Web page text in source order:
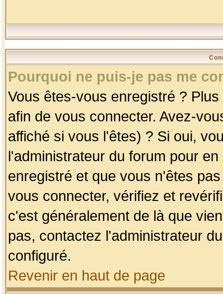
Pourquoi ne puis-je pas me
Vous êtes-vous enregistré ?
afin de vous connecter. Avez-
affiché si vous l'êtes) ? Si oui,
l'administrateur du forum pour
enregistré et que vous n'êtes
vous connecter, vérifiez et
c'est généralement de là que
pas, contactez l'administrateur
configuré.
Revenir en haut de page